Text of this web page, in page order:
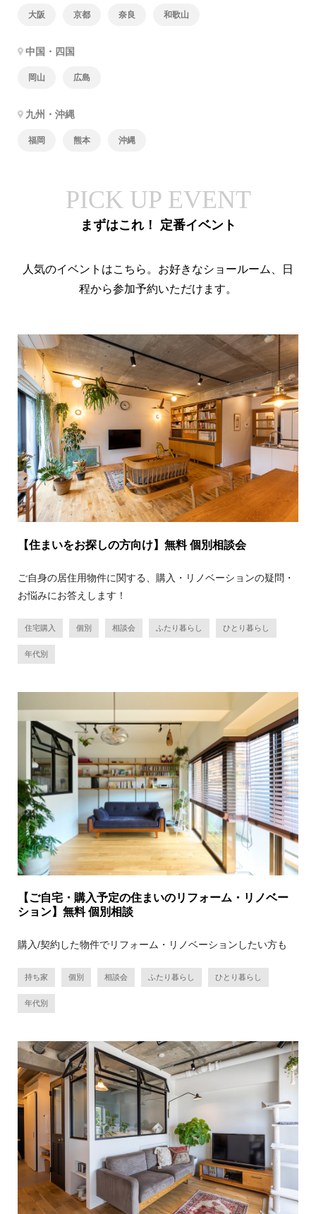
大阪 京都 奈良 和歌山
中国・四国
岡山 広島
九州・沖縄
福岡 熊本 沖縄
PICK UP EVENT
まずはこれ！ 定番イベント
人気のイベントはこちら。お好きなショールーム、日
程から参加予約いただけます。
【住まいをお探しの方向け】無料 個別相談会
ご自身の居住用物件に関する、購入・リノベーションの疑問・
お悩みにお答えします！
住宅購入 個別 相談会 ふたり暮らし ひとり暮らし
年代別
【ご自宅・購入予定の住まいのリフォーム・リノベー
ション】無料 個別相談
購入/契約した物件でリフォーム・リノベーションしたい方も
持ち家 個別 相談会 ふたり暮らし ひとり暮らし
年代別